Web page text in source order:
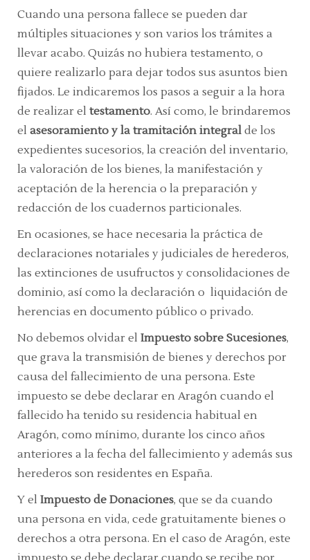
Cuando una persona fallece se pueden dar
múltiples situaciones y son varios los trámites a
llevar acabo. Quizás no hubiera testamento, o
quiere realizarlo para dejar todos sus asuntos bien
fijados. Le indicaremos los pasos a seguir a la hora
de realizar el testamento. Así como, le brindaremos
el asesoramiento y la tramitación integral de los
expedientes sucesorios, la creación del inventario,
la valoración de los bienes, la manifestación y
aceptación de la herencia o la preparación y
redacción de los cuadernos particionales.
En ocasiones, se hace necesaria la práctica de
declaraciones notariales y judiciales de herederos,
las extinciones de usufructos y consolidaciones de
dominio, así como la declaración o liquidación de
herencias en documento público o privado.
No debemos olvidar el Impuesto sobre Sucesiones,
que grava la transmisión de bienes y derechos por
causa del fallecimiento de una persona. Este
impuesto se debe declarar en Aragón cuando el
fallecido ha tenido su residencia habitual en
Aragón, como mínimo, durante los cinco años
anteriores a la fecha del fallecimiento y además sus
herederos son residentes en España.
Y el Impuesto de Donaciones, que se da cuando
una persona en vida, cede gratuitamente bienes o
derechos a otra persona. En el caso de Aragón, este